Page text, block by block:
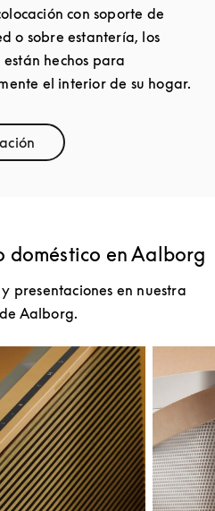
con soporte de
o sobre estantería, los
hechos para
el interior de su hogar.
in New Tab
doméstico en Aalborg
presentaciones en nuestra
Aalborg.